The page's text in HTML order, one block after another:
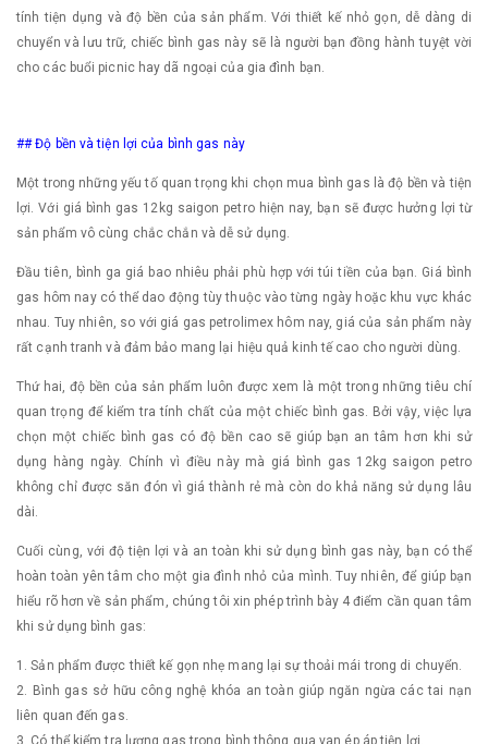
tính tiện dụng và độ bền của sản phẩm. Với thiết kế nhỏ gọn, dễ dàng di
chuyển và lưu trữ, chiếc bình gas này sẽ là người bạn đồng hành tuyệt vời
cho các buổi picnic hay dã ngoại của gia đình bạn.
## Độ bền và tiện lợi của bình gas này
Một trong những yếu tố quan trọng khi chọn mua bình gas là độ bền và tiện
lợi. Với giá bình gas 12kg saigon petro hiện nay, bạn sẽ được hưởng lợi từ
sản phẩm vô cùng chắc chắn và dễ sử dụng.
Đầu tiên, bình ga giá bao nhiêu phải phù hợp với túi tiền của bạn. Giá bình
gas hôm nay có thể dao động tùy thuộc vào từng ngày hoặc khu vực khác
nhau. Tuy nhiên, so với giá gas petrolimex hôm nay, giá của sản phẩm này
rất cạnh tranh và đảm bảo mang lại hiệu quả kinh tế cao cho người dùng.
Thứ hai, độ bền của sản phẩm luôn được xem là một trong những tiêu chí
quan trọng để kiểm tra tính chất của một chiếc bình gas. Bởi vậy, việc lựa
chọn một chiếc bình gas có độ bền cao sẽ giúp bạn an tâm hơn khi sử
dụng hàng ngày. Chính vì điều này mà giá bình gas 12kg saigon petro
không chỉ được săn đón vì giá thành rẻ mà còn do khả năng sử dụng lâu
dài.
Cuối cùng, với độ tiện lợi và an toàn khi sử dụng bình gas này, bạn có thể
hoàn toàn yên tâm cho một gia đình nhỏ của mình. Tuy nhiên, để giúp bạn
hiểu rõ hơn về sản phẩm, chúng tôi xin phép trình bày 4 điểm cần quan tâm
khi sử dụng bình gas:
1. Sản phẩm được thiết kế gọn nhẹ mang lại sự thoải mái trong di chuyển.
2. Bình gas sở hữu công nghệ khóa an toàn giúp ngăn ngừa các tai nạn
liên quan đến gas.
3. Có thể kiểm tra lượng gas trong bình thông qua van ép áp tiện lợi.